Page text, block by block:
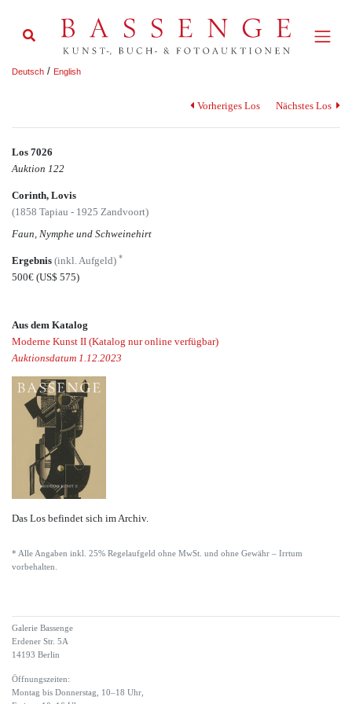
Deutsch / English
Vorheriges Los Nächstes Los
Los 7026
Auktion 122
Corinth, Lovis
(1858 Tapiau - 1925 Zandvoort)
Faun, Nymphe und Schweinehirt
Ergebnis (inkl. Aufgeld) *
500€ (US$ 575)
Aus dem Katalog
Moderne Kunst II (Katalog nur online verfügbar)
Auktionsdatum 1.12.2023
Das Los befindet sich im Archiv.
* Alle Angaben inkl. 25% Regelaufgeld ohne MwSt. und ohne Gewähr – Irrtum
vorbehalten.
Galerie Bassenge
Erdener Str. 5A
14193 Berlin
Öffnungszeiten:
Montag bis Donnerstag, 10–18 Uhr,